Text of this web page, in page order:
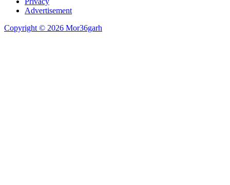
Advertisement
Copyright © 2026 Mor36garh